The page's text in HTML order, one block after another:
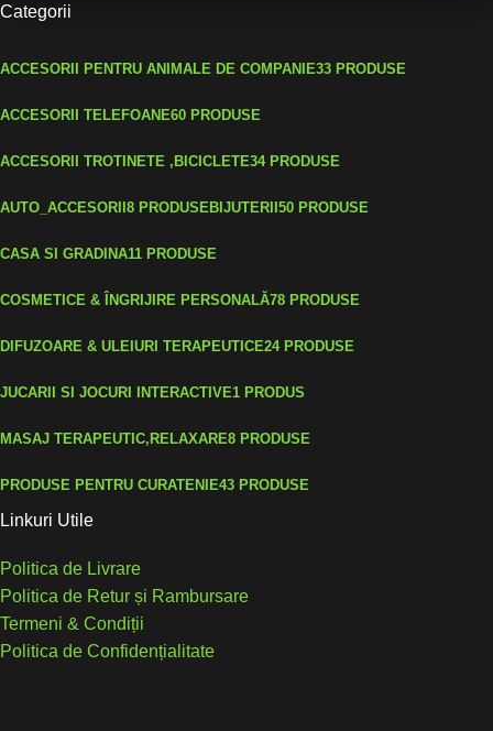
Categorii
ACCESORII PENTRU ANIMALE DE COMPANIE33 PRODUSE
ACCESORII TELEFOANE60 PRODUSE
ACCESORII TROTINETE ,BICICLETE34 PRODUSE
AUTO_ACCESORII8 PRODUSEBIJUTERII50 PRODUSE
CASA SI GRADINA11 PRODUSE
COSMETICE & ÎNGRIJIRE PERSONALĂ78 PRODUSE
DIFUZOARE & ULEIURI TERAPEUTICE24 PRODUSE
JUCARII SI JOCURI INTERACTIVE1 PRODUS
MASAJ TERAPEUTIC,RELAXARE8 PRODUSE
PRODUSE PENTRU CURATENIE43 PRODUSE
Linkuri Utile
Politica de Livrare
Politica de Retur și Rambursare
Termeni & Condiții
Politica de Confidențialitate